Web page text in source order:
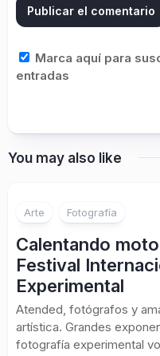
Marca aquí para
entradas
You may also like
Arte Fotografía
Calentando
Festival
Experimental
Atended, fotógrafos y
artística. Grandes
fotografía experimental